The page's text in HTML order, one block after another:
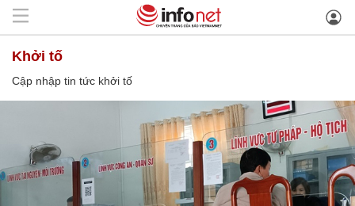
khởi tố
Cập nhập tin tức khởi tố